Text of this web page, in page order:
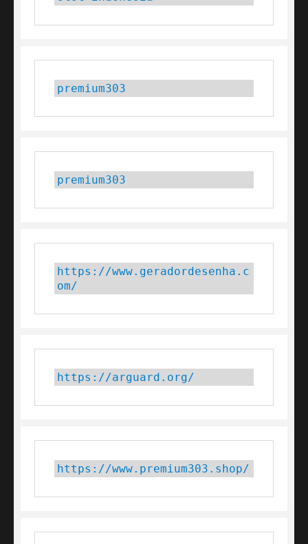
premium303
premium303
https://www.geradordesenha.c
om/
https://arguard.org/
https://www.premium303.shop/